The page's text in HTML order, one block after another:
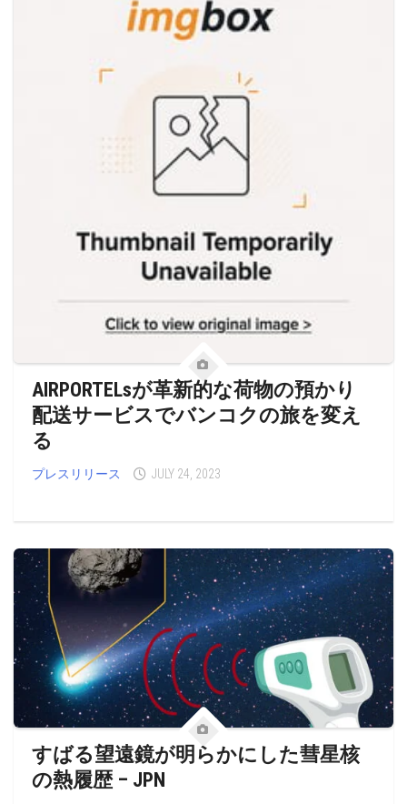
AIRPORTELsが革新的な荷物の預かり
配送サービスでバンコクの旅を変え
る
プレスリリース JULY 24, 2023
すばる望遠鏡が明らかにした彗星核
の熱履歴 – JPN